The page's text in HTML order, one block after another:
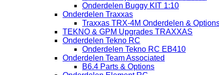
Onderdelen Buggy KIT 1:10
Onderdelen Traxxas
Traxxas TRX-4M Onderdelen &
TEKNO & GPM Upgrades TRAXXAS
Onderdelen Tekno RC
Onderdelen Tekno RC EB410
Onderdelen Team Associated
B6.4 Parts & Options